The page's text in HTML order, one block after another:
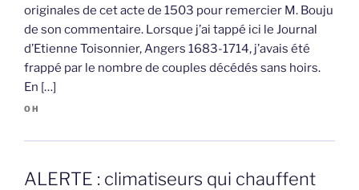
originales de cet acte de 1503 pour remercier M. Bouju
de son commentaire. Lorsque j’ai tappé ici le Journal
d’Etienne Toisonnier, Angers 1683-1714, j’avais été
frappé par le nombre de couples décédés sans hoirs.
En […]
OH
ALERTE : climatiseurs qui chauffent